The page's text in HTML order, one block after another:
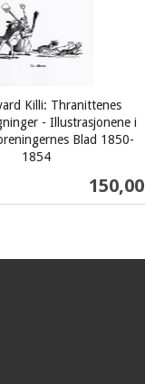
Killi: Thranittenes
- Illustrasjonene i
Blad 1850-
1854
Pris
150,00